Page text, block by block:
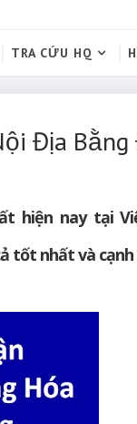
TRA CỨU HQ
Địa
hiện nay tại
tốt nhất và